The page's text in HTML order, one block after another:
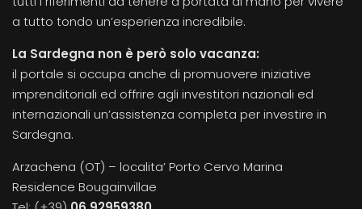
a tutto tondo un’esperienza incredibile.
La Sardegna non è però solo vacanza:
il portale si occupa anche di promuovere iniziative
imprenditoriali ed offrire agli investitori nazionali ed
internazionali un’assistenza completa per investire in
Sardegna.
Arzachena (OT) – localita’ Porto Cervo Marina
Residence Bougainvillae